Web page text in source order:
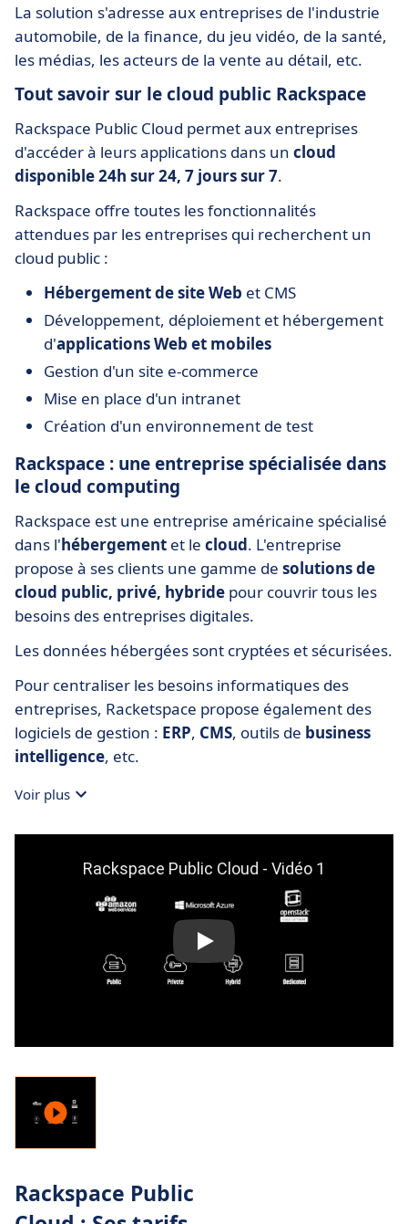
La solution s'adresse aux entreprises de l'industrie
automobile, de la finance, du jeu vidéo, de la santé,
les médias, les acteurs de la vente au détail, etc.
Tout savoir sur le cloud public Rackspace
Rackspace Public Cloud permet aux entreprises
d'accéder à leurs applications dans un cloud
disponible 24h sur 24, 7 jours sur 7.
Rackspace offre toutes les fonctionnalités
attendues par les entreprises qui recherchent un
cloud public :
Hébergement de site Web et CMS
Développement, déploiement et hébergement
d'applications Web et mobiles
Gestion d'un site e-commerce
Mise en place d'un intranet
Création d'un environnement de test
Rackspace : une entreprise spécialisée dans
le cloud computing
Rackspace est une entreprise américaine spécialisé
dans l'hébergement et le cloud. L'entreprise
propose à ses clients une gamme de solutions de
cloud public, privé, hybride pour couvrir tous les
besoins des entreprises digitales.
Les données hébergées sont cryptées et sécurisées.
Pour centraliser les besoins informatiques des
entreprises, Racketspace propose également des
logiciels de gestion : ERP, CMS, outils de business
intelligence, etc.
Voir plus
Rackspace Public